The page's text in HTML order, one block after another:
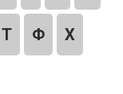
Τ Φ Χ